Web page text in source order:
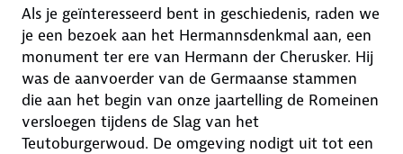
Als je geïnteresseerd bent in geschiedenis, raden we
je een bezoek aan het Hermannsdenkmal aan, een
monument ter ere van Hermann der Cherusker. Hij
was de aanvoerder van de Germaanse stammen
die aan het begin van onze jaartelling de Romeinen
versloegen tijdens de Slag van het
Teutoburgerwoud. De omgeving nodigt uit tot een